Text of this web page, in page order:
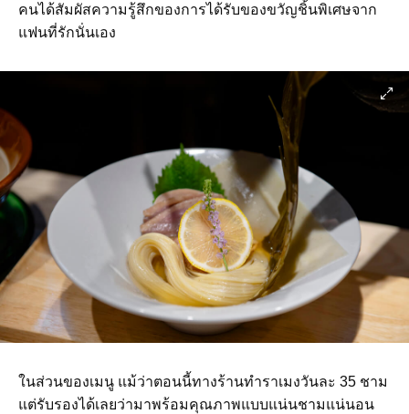
คนได้สัมผัสความรู้สึกของการได้รับของขวัญชิ้นพิเศษจาก
แฟนที่รักนั่นเอง
ในส่วนของเมนู แม้ว่าตอนนี้ทางร้านทำราเมงวันละ 35 ชาม
แต่รับรองได้เลยว่ามาพร้อมคุณภาพแบบแน่นชามแน่นอน